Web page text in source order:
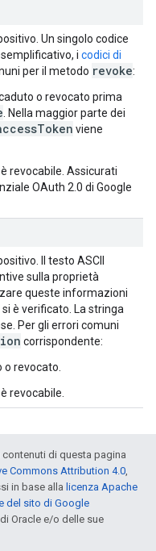
Un singolo codice
i codici di
per il metodo revoke:
o revocato prima
. Nella maggior parte dei
viene
revocabile. Assicurati
OAuth 2.0 di Google
Il testo ASCII
sulla proprietà
queste informazioni
è verificato. La stringa
Per gli errori comuni
corrispondente:
o revocato.
revocabile.
di questa pagina
Commons Attribution 4.0,
in base alla licenza Apache
del sito di Google
Oracle e/o delle sue